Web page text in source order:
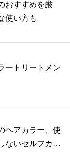
おすすめを厳
使い方も
ートリートメン
ヘアカラー、使
ないセルフカラ